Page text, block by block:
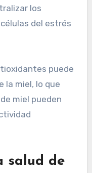
los
del estrés
puede
la miel, lo que
miel pueden
salud de